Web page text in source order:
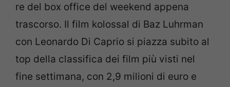
re del box office del weekend appena
trascorso. Il film kolossal di Baz Luhrman
con Leonardo Di Caprio si piazza subito al
top della classifica dei film più visti nel
fine settimana, con 2,9 milioni di euro e